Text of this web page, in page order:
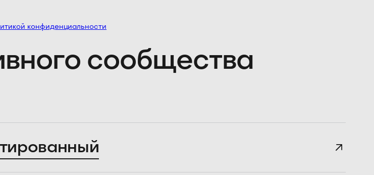
конфиденциальности
сообщества